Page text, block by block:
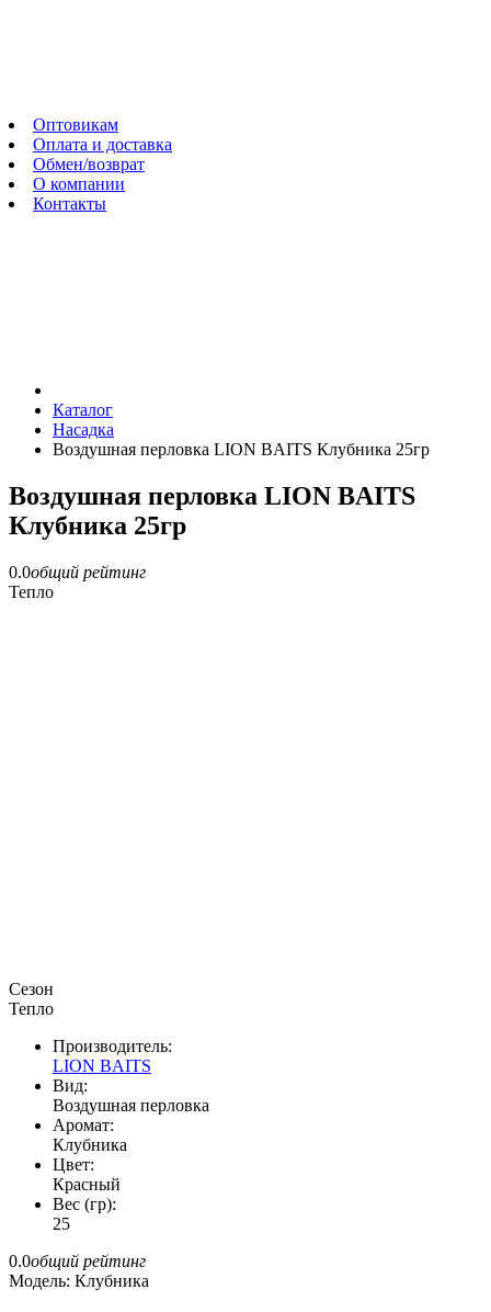
Оптовикам
Оплата и доставка
Обмен/возврат
О компании
Контакты
Каталог
Насадка
Воздушная перловка LION BAITS Клубника 25гр
Воздушная перловка LION BAITS
Клубника 25гр
0.0общий рейтинг
Тепло
Сезон
Тепло
Производитель:
LION BAITS
Вид:
Воздушная перловка
Аромат:
Клубника
Цвет:
Красный
Вес (гр):
25
0.0общий рейтинг
Модель: Клубника